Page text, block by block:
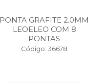
PONTA GRAFITE 2.0MM
LEOELEO COM 8
PONTAS
Código: 36678